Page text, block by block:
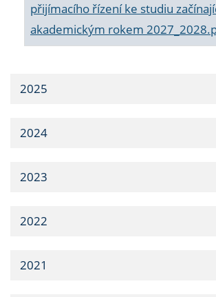
přijímacího řízení ke studiu
akademickým rokem
2025
2024
2023
2022
2021